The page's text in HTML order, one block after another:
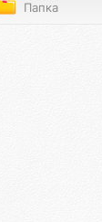
Папка